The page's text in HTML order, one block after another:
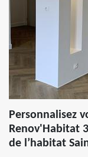
Personnalisez
Renov'Habitat
de l’habitat